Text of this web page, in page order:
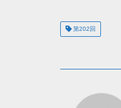
第202回